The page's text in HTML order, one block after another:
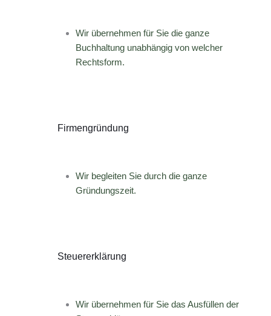
Wir übernehmen für Sie die ganze
Buchhaltung unabhängig von welcher
Rechtsform.
Firmengründung
Wir begleiten Sie durch die ganze
Gründungszeit.
Steuererklärung
Wir übernehmen für Sie das Ausfüllen der